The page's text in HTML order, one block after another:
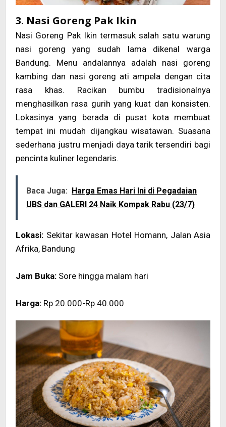
3. Nasi Goreng Pak Ikin
Nasi Goreng Pak Ikin termasuk salah satu warung
nasi goreng yang sudah lama dikenal warga
Bandung. Menu andalannya adalah nasi goreng
kambing dan nasi goreng ati ampela dengan cita
rasa khas. Racikan bumbu tradisionalnya
menghasilkan rasa gurih yang kuat dan konsisten.
Lokasinya yang berada di pusat kota membuat
tempat ini mudah dijangkau wisatawan. Suasana
sederhana justru menjadi daya tarik tersendiri bagi
pencinta kuliner legendaris.
Baca Juga: Harga Emas Hari Ini di Pegadaian
UBS dan GALERI 24 Naik Kompak Rabu (23/7)
Lokasi: Sekitar kawasan Hotel Homann, Jalan Asia
Afrika, Bandung
Jam Buka: Sore hingga malam hari
Harga: Rp 20.000-Rp 40.000